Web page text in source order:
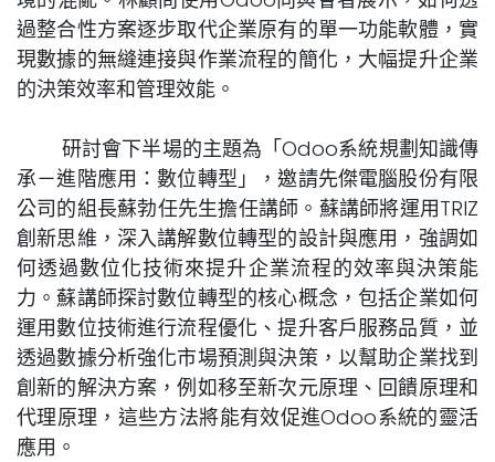
過整合性方案逐步取代企業原有的單一功能軟體，實
現數據的無縫連接與作業流程的簡化，大幅提升企業
的決策效率和管理效能。
研討會下半場的主題為「Odoo系統規劃知識傳
承－進階應用：數位轉型」，邀請先傑電腦股份有限
公司的組長蘇勃任先生擔任講師。蘇講師將運用TRIZ
創新思維，深入講解數位轉型的設計與應用，強調如
何透過數位化技術來提升企業流程的效率與決策能
力。蘇講師探討數位轉型的核心概念，包括企業如何
運用數位技術進行流程優化、提升客戶服務品質，並
透過數據分析強化市場預測與決策，以幫助企業找到
創新的解決方案，例如移至新次元原理、回饋原理和
代理原理，這些方法將能有效促進Odoo系統的靈活
應用。